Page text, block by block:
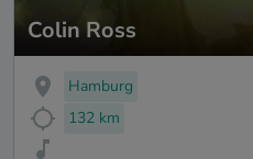
Colin Ross
Hamburg
132 km